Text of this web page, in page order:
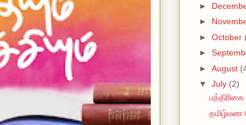
►
►
► October
►
► August
▼ July (2)
தமிழ்மண